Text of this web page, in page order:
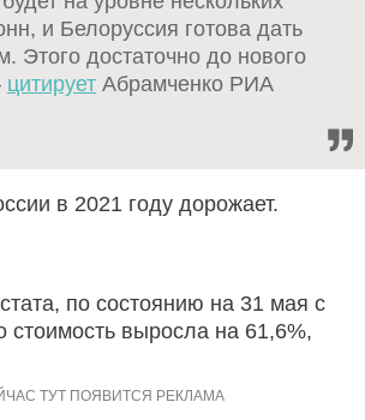
и Белоруссия готова дать
Этого достаточно до нового
цитирует Абрамченко РИА
в 2021 году дорожает.
по состоянию на 31 мая с
стоимость выросла на 61,6%,